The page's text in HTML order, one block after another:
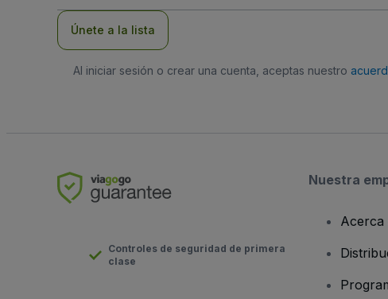
Únete a la lista
Al iniciar sesión o crear una cuenta, aceptas nuestro
Controles de seguridad de primera
clase
Nuestra
Acerca